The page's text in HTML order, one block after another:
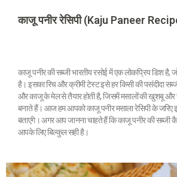
काजू पनीर रेसिपी (Kaju Paneer
काजू पनीर की सब्जी भारतीय रसोई में एक लोकप्रिय डिश है,
है। इसका रिच और क्रीमी टेस्ट इसे हर किसी की पसंदीदा
और काजू के मेल से तैयार होती है, जिसमें मसालों की खुशबू और
बनाते हैं। आज हम आपको काजू पनीर मसाला रेसिपी के जरिए
बताएंगे। अगर आप जानना चाहते हैं कि काजू पनीर की सब्जी
आपके लिए बिल्कुल सही है।